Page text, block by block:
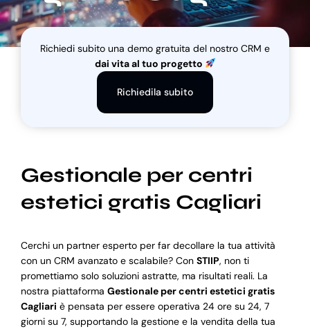
Blog
Richiedi subito una demo gratuita del nostro CRM e
dai vita al tuo progetto
Richiedila subito
Gestionale per centri
estetici gratis Cagliari
Cerchi un partner esperto per far decollare la tua attività
con un CRM avanzato e scalabile? Con STIIP, non ti
promettiamo solo soluzioni astratte, ma risultati reali. La
nostra piattaforma Gestionale per centri estetici gratis
Cagliari è pensata per essere operativa 24 ore su 24, 7
giorni su 7, supportando la gestione e la vendita della tua